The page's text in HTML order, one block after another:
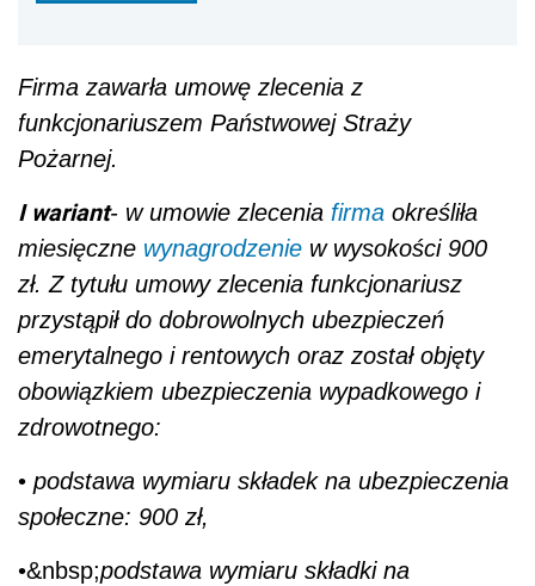
Firma zawarła umowę zlecenia z
funkcjonariuszem Państwowej Straży
Pożarnej.
I wariant- w umowie zlecenia firma określiła
miesięczne wynagrodzenie w wysokości 900
zł. Z tytułu umowy zlecenia funkcjonariusz
przystąpił do dobrowolnych ubezpieczeń
emerytalnego i rentowych oraz został objęty
obowiązkiem ubezpieczenia wypadkowego i
zdrowotnego:
• podstawa wymiaru składek na ubezpieczenia
społeczne: 900 zł,
•&nbsp;podstawa wymiaru składki na